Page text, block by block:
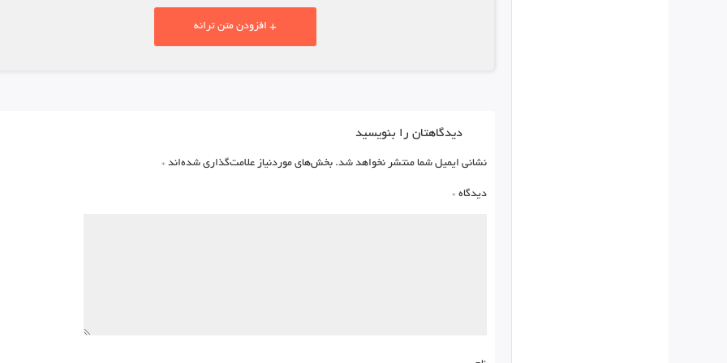
+ افزودن متن ترانه
دیدگاهتان را بنویسید
نشانی ایمیل شما منتشر نخواهد شد. بخش‌های موردنیاز علامت‌گذاری شده‌اند *
دیدگاه *